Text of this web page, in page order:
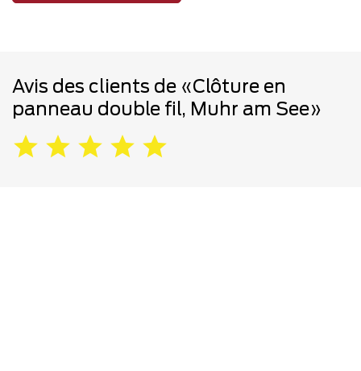
Avis des clients de «Clôture en
panneau double fil, Muhr am See»